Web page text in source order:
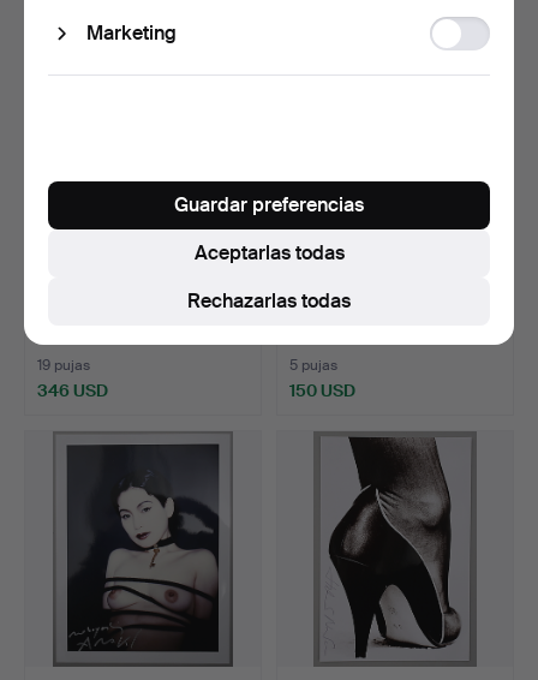
HELMUT NEWTON (1920-
2004). ellos estan vin…
19 pujas
346 USD
HELMUT NEWTON (1920-
2004). Lisa Lyon en Pa…
5 pujas
150 USD
Marketing
Ad
storage
Rechazarlas todas
Aceptarlas todas
Guardar preferencias